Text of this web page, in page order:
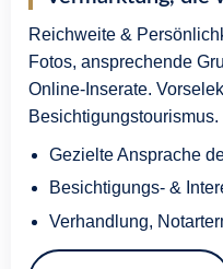
Reichweite &
Fotos, ansprechende
Online-Inserate.
Besichtigungstourismus.
Gezielte Ansprache
Besichtigungs- &
Verhandlung,